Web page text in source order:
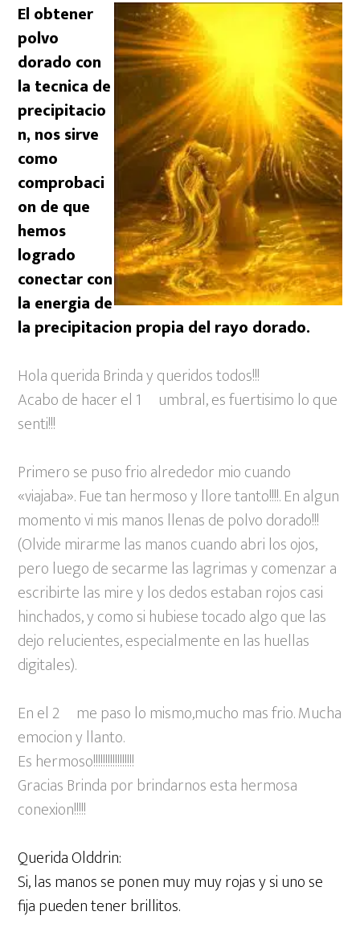
c
e
b
o
o
k
i
t
r
a
t
s
p
a
i
l
El obtener
polvo
dorado con
la tecnica de
precipitacio
n, nos sirve
como
comprobaci
on de que
hemos
logrado
conectar con
la energia de
la precipitacion propia del rayo dorado.
Hola querida Brinda y queridos todos!!!
Acabo de hacer el 1º umbral, es fuertisimo lo que
senti!!!
Primero se puso frio alrededor mio cuando
«viajaba». Fue tan hermoso y llore tanto!!!!. En algun
momento vi mis manos llenas de polvo dorado!!!
(Olvide mirarme las manos cuando abri los ojos,
pero luego de secarme las lagrimas y comenzar a
escribirte las mire y los dedos estaban rojos casi
hinchados, y como si hubiese tocado algo que las
dejo relucientes, especialmente en las huellas
digitales).
En el 2º me paso lo mismo,mucho mas frio. Mucha
emocion y llanto.
Es hermoso!!!!!!!!!!!!!!!!!
Gracias Brinda por brindarnos esta hermosa
conexion!!!!!
Querida Olddrin:
Si, las manos se ponen muy muy rojas y si uno se
fija pueden tener brillitos.